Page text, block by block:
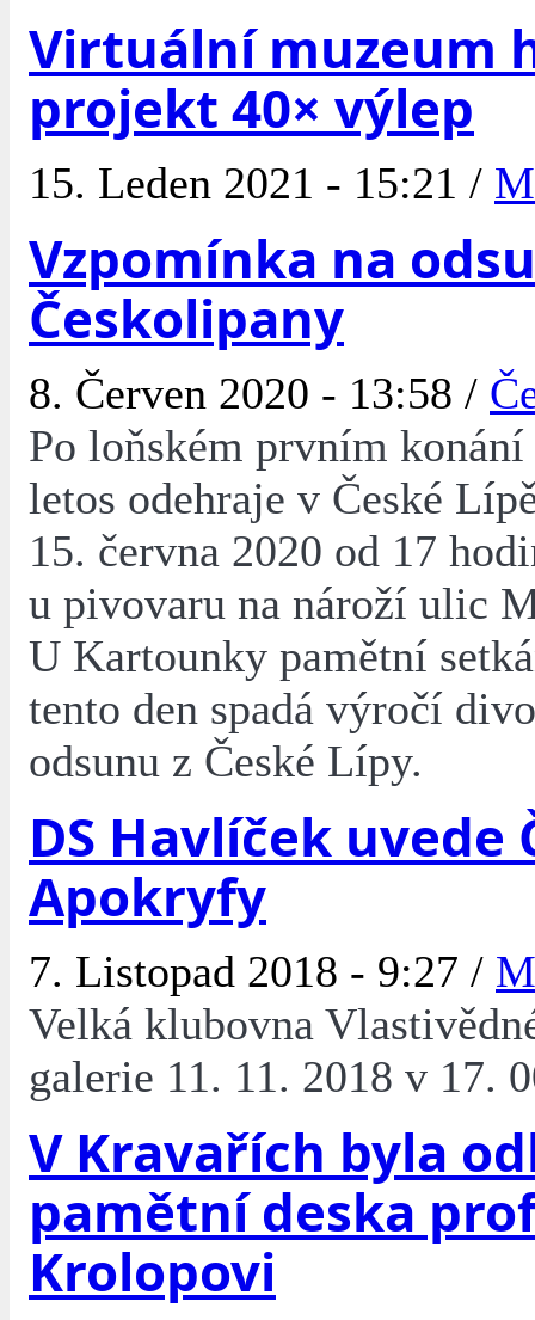
Virtuální muzeum
projekt 40× výlep
15. Leden 2021 - 15:21 /
Vzpomínka na
Českolipany
8. Červen 2020 - 13:58 /
Po loňském prvním konání
letos odehraje v České
15. června 2020 od 17
u pivovaru na nároží ulic
U Kartounky pamětní
tento den spadá výročí
odsunu z České Lípy.
DS Havlíček uvede
Apokryfy
7. Listopad 2018 - 9:27 /
Velká klubovna
galerie 11. 11. 2018 v 17.
V Kravařích byla
pamětní deska
Krolopovi